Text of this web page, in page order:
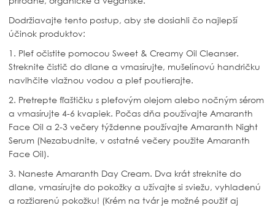
Dodržiavajte tento postup, aby ste dosiahli čo najlepší
účinok produktov:
1. Pleť očistite pomocou Sweet & Creamy Oil Cleanser.
Streknite čistič do dlane a vmasírujte, mušelínovú handričku
navlhčite vlažnou vodou a pleť poutierajte.
2. Pretrepte fľaštičku s pleťovým olejom alebo nočným sérom
a vmasírujte 4-6 kvapiek. Počas dňa používajte Amaranth
Face Oil a 2-3 večery týždenne používajte Amaranth Night
Serum (Nezabudnite, v ostatné večery použite Amaranth
Face Oil).
3. Naneste Amaranth Day Cream. Dva krát streknite do
dlane, vmasírujte do pokožky a užívajte si sviežu, vyhladenú
a rozžiarenú pokožku! (Krém na tvár je možné použiť aj